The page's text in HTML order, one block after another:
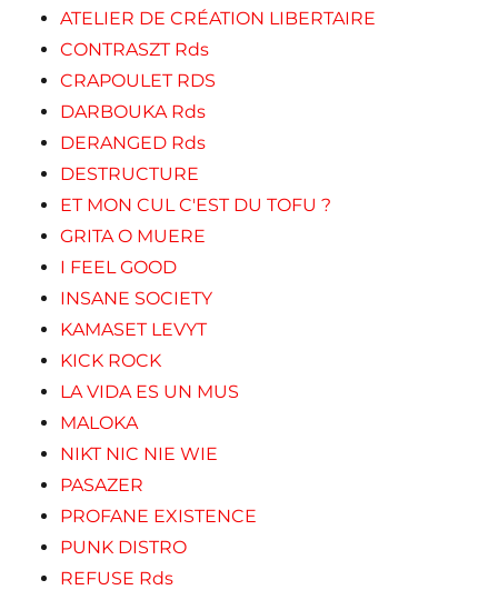
ATELIER DE CRÉATION LIBERTAIRE
CONTRASZT Rds
CRAPOULET RDS
DARBOUKA Rds
DERANGED Rds
DESTRUCTURE
ET MON CUL C'EST DU TOFU ?
GRITA O MUERE
I FEEL GOOD
INSANE SOCIETY
KAMASET LEVYT
KICK ROCK
LA VIDA ES UN MUS
MALOKA
NIKT NIC NIE WIE
PASAZER
PROFANE EXISTENCE
PUNK DISTRO
REFUSE Rds